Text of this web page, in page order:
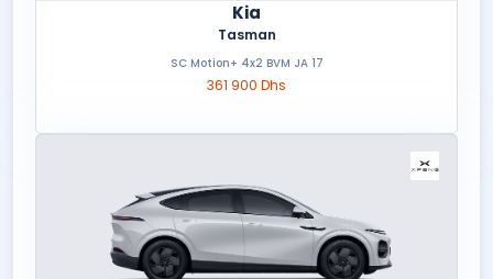
Kia
Tasman
SC Motion+ 4x2 BVM JA 17
361 900 Dhs